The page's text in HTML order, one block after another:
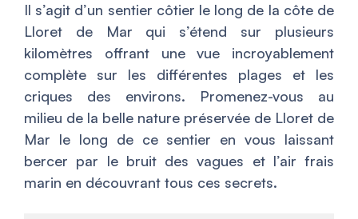
Il s’agit d’un sentier côtier le long de la côte de
Lloret de Mar qui s’étend sur plusieurs
kilomètres offrant une vue incroyablement
complète sur les différentes plages et les
criques des environs. Promenez-vous au
milieu de la belle nature préservée de Lloret de
Mar le long de ce sentier en vous laissant
bercer par le bruit des vagues et l’air frais
marin en découvrant tous ces secrets.